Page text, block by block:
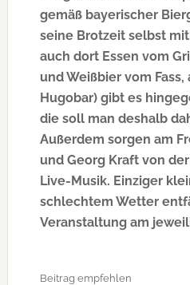
gemäß bayerischer
seine Brotzeit selbst
auch dort Essen vom
und Weißbier vom
Hugobar) gibt es
die soll man deshalb
Außerdem sorgen am
und Georg Kraft von
Live-Musik. Einziger
schlechtem Wetter
Veranstaltung am
Beitrag empfehlen